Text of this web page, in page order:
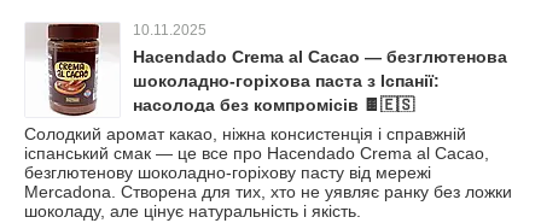
10.11.2025
Hacendado Crema al Cacao — безглютенова
шоколадно-горіхова паста з Іспанії:
насолода без компромісів 🍫🇪🇸
Солодкий аромат какао, ніжна консистенція і справжній
іспанський смак — це все про Hacendado Crema al Cacao,
безглютенову шоколадно-горіхову пасту від мережі
Mercadona. Створена для тих, хто не уявляє ранку без ложки
шоколаду, але цінує натуральність і якість.